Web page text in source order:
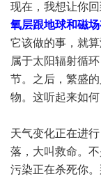
现在，我想让你
氧层跟地球和磁
它该做的事，就
属于太阳辐射循
节。之后，繁盛
物。这听起来如何
天气变化正在进
落，大叫救命。
污染正在杀死你